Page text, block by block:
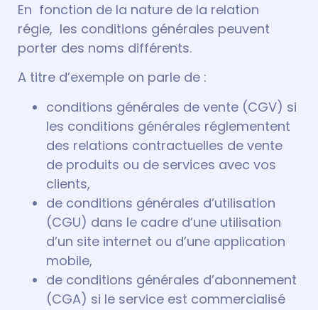
En fonction de la nature de la relation
régie, les conditions générales peuvent
porter des noms différents.
A titre d’exemple on parle de :
conditions générales de vente (CGV) si
les conditions générales réglementent
des relations contractuelles de vente
de produits ou de services avec vos
clients,
de conditions générales d’utilisation
(CGU) dans le cadre d’une utilisation
d’un site internet ou d’une application
mobile,
de conditions générales d’abonnement
(CGA) si le service est commercialisé